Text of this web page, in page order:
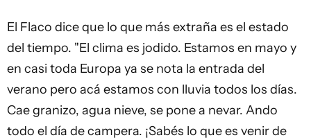
El Flaco dice que lo que más extraña es el estado
del tiempo. "El clima es jodido. Estamos en mayo y
en casi toda Europa ya se nota la entrada del
verano pero acá estamos con lluvia todos los días.
Cae granizo, agua nieve, se pone a nevar. Ando
todo el día de campera. ¡Sabés lo que es venir de